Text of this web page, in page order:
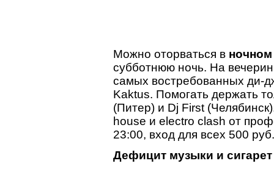
Можно оторваться в ночном
субботнюю ночь. На
самых востребованных ди-
Kaktus. Помогать держать
(Питер) и Dj First
house и electro clash от
23:00, вход для всех 500
Дефицит музыки и сигарет